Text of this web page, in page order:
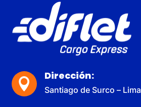

Dirección:
Santiago de Surco – Lima